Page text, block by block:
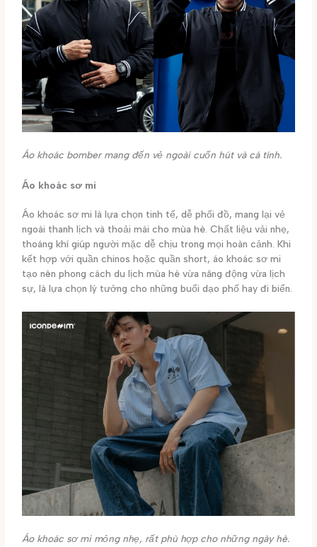
Áo khoác bomber mang đến vẻ ngoài cuốn hút và cá tính.
Áo khoác sơ mi
Áo khoác sơ mi là lựa chọn tinh tế, dễ phối đồ, mang lại vẻ
ngoài thanh lịch và thoải mái cho mùa hè. Chất liệu vải nhẹ,
thoáng khí giúp người mặc dễ chịu trong mọi hoàn cảnh. Khi
kết hợp với quần chinos hoặc quần short, áo khoác sơ mi
tạo nên phong cách du lịch mùa hè vừa năng động vừa lịch
sự, là lựa chọn lý tưởng cho những buổi dạo phố hay đi biển.
Áo khoác sơ mi mỏng nhẹ, rất phù hợp cho những ngày hè.